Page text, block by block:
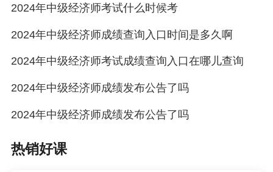
2024年中级经济师考试什么时候考
2024年中级经济师成绩查询入口时间是多久啊
2024年中级经济师考试成绩查询入口在哪儿查询
2024年中级经济师成绩发布公告了吗
2024年中级经济师成绩发布公告了吗
热销好课